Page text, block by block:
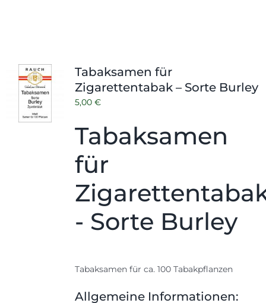
Tabaksamen für
Zigarettentabak – Sorte Burley
5,00 €
Tabaksamen
für
- Sorte Burley
Tabaksamen für ca. 100 Tabakpflanzen
Allgemeine Informationen: